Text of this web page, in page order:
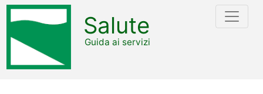
Salute
Guida ai servizi